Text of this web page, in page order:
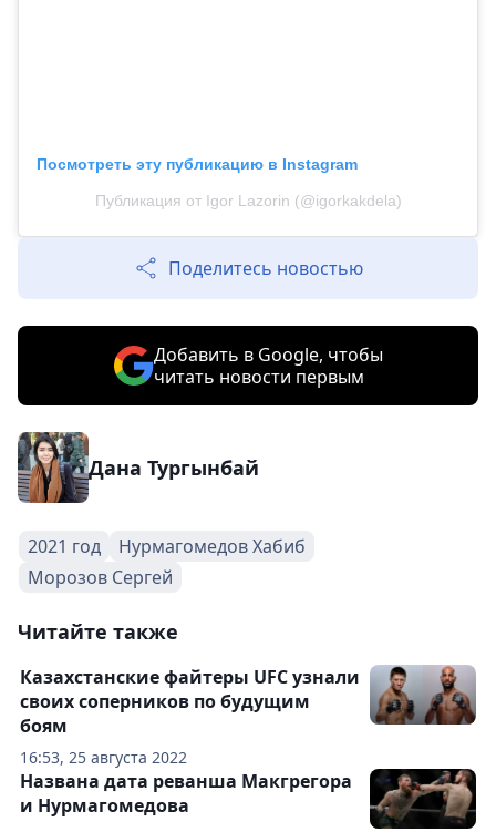
Посмотреть эту публикацию в Instagram
Публикация от Igor Lazorin (@igorkakdela)
Поделитесь новостью
Добавить в Google, чтобы
читать новости первым
Дана Тургынбай
2021 год
Нурмагомедов Хабиб
Морозов Сергей
Читайте также
16:53, 25 августа 2022
Казахстанские файтеры UFC узнали
своих соперников по будущим
боям
Названа дата реванша Макгрегора
и Нурмагомедова